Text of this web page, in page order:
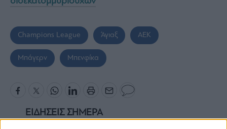
&
Content
Calendar
Monocle
Media
Lab
Mononews100
Champions League Άγιαξ ΑΕΚ
Μπάγερν Μπενφίκα
ΕΙΔΗΣΕΙΣ ΣΗΜΕΡΑ